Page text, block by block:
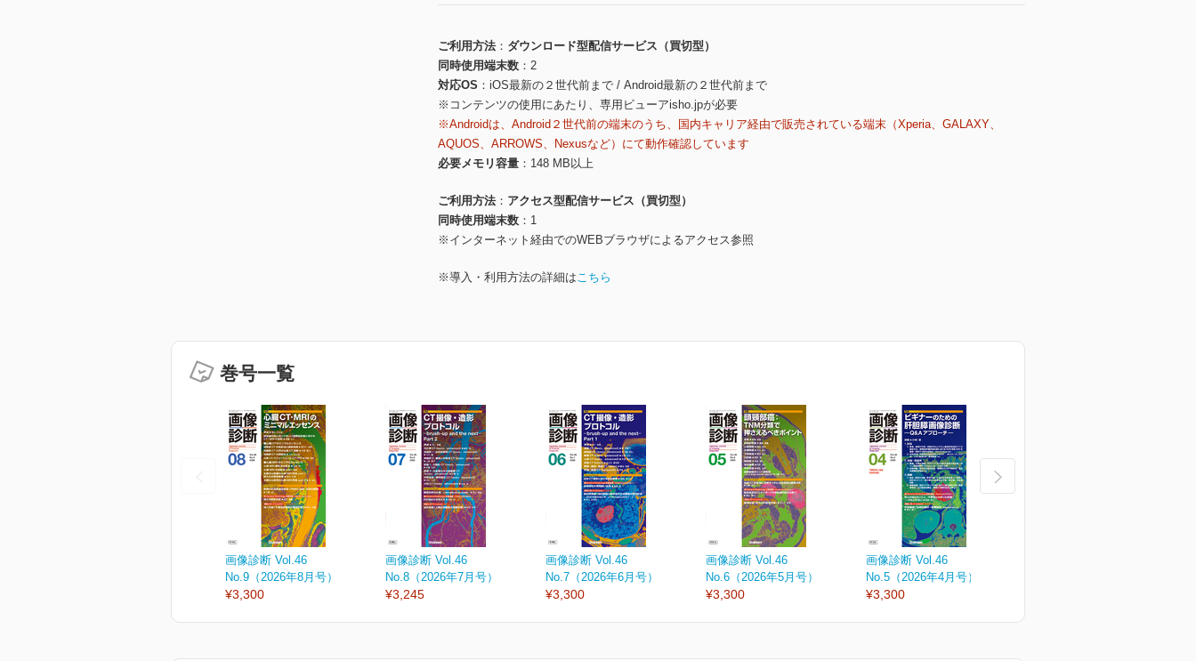
ご利用方法
ダウンロード型配信サービス（買切型）
同時使用端末数
2
対応OS
iOS最新の２世代前まで / Android最新の２世代前まで
※コンテンツの使用にあたり、専用ビューアisho.jpが必要
※Androidは、Android２世代前の端末のうち、国内キャリア経由で販売されている端末（Xperia、GALAXY、
AQUOS、ARROWS、Nexusなど）にて動作確認しています
必要メモリ容量
148 MB以上
ご利用方法
アクセス型配信サービス（買切型）
同時使用端末数
1
※インターネット経由でのWEBブラウザによるアクセス参照
※導入・利用方法の詳細はこちら
巻号一覧
画像診断 Vol.46
No.9（2026年8月号）
¥3,300
画像診断 Vol.46
No.8（2026年7月号）
¥3,245
画像診断 Vol.46
No.7（2026年6月号）
¥3,300
画像診断 Vol.46
No.6（2026年5月号）
¥3,300
画像診断 Vol.46
No.5（2026年4月号）
¥3,300